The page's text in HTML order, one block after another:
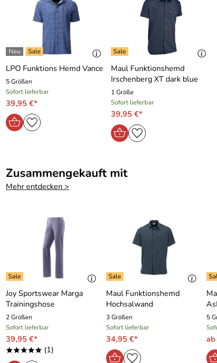
LPO Funktions Hemd Vance
5 Größen
Sofort lieferbar
39,95 €*
Maul Funktionshemd
Irschenberg XT dark blue
1 Größe
Sofort lieferbar
39,95 €*
Zusammengekauft mit
Mehr entdecken >
Joy Sportswear Marga
Trainingshose
2 Größen
Sofort lieferbar
39,95 €*
***** (1)
Maul Funktionshemd
Hochsalwand
3 Größen
Sofort lieferbar
34,95 €*
5